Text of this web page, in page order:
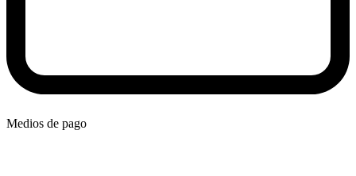
Medios de pago